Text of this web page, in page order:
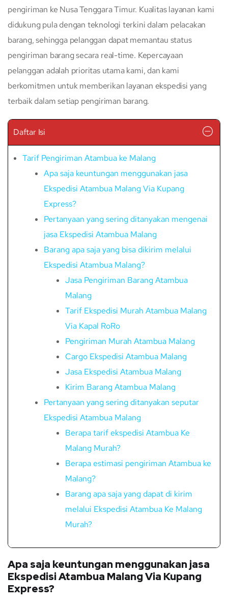
pengiriman ke Nusa Tenggara Timur. Kualitas layanan kami
didukung pula dengan teknologi terkini dalam pelacakan
barang, sehingga pelanggan dapat memantau status
pengiriman barang secara real-time. Kepercayaan
pelanggan adalah prioritas utama kami, dan kami
berkomitmen untuk memberikan layanan ekspedisi yang
terbaik dalam setiap pengiriman barang.
Daftar Isi
Tarif Pengiriman Atambua ke Malang
Apa saja keuntungan menggunakan jasa
Ekspedisi Atambua Malang Via Kupang
Express?
Pertanyaan yang sering ditanyakan mengenai
jasa Ekspedisi Atambua Malang
Barang apa saja yang bisa dikirim melalui
Ekspedisi Atambua Malang?
Jasa Pengiriman Barang Atambua
Malang
Tarif Ekspedisi Murah Atambua Malang
Via Kapal RoRo
Pengiriman Murah Atambua Malang
Cargo Ekspedisi Atambua Malang
Jasa Ekspedisi Atambua Malang
Kirim Barang Atambua Malang
Pertanyaan yang sering ditanyakan seputar
Ekspedisi Atambua Malang
Berapa tarif ekspedisi Atambua Ke
Malang Murah?
Berapa estimasi pengiriman Atambua ke
Malang?
Barang apa saja yang dapat di kirim
melalui Ekspedisi Atambua Ke Malang
Murah?
Apa saja keuntungan menggunakan jasa
Ekspedisi Atambua Malang Via Kupang
Express?